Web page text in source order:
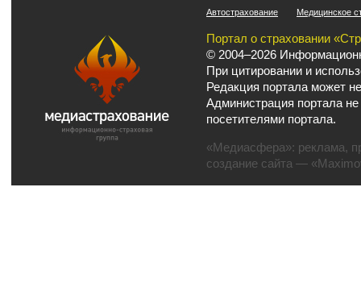
Автострахование Медицинское
Портал о страховании
© 2004–2026
При цитировании и
Редакция портала может
Администрация портала
посетителями портала.
«Медиасфера»: реклама,
создание сайта —